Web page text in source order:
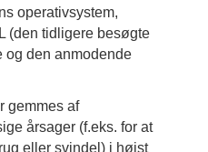
operativsystem,
(den tidligere besøgte
og den anmodende
gemmes af
årsager (f.eks. for at
eller svindel) i højst